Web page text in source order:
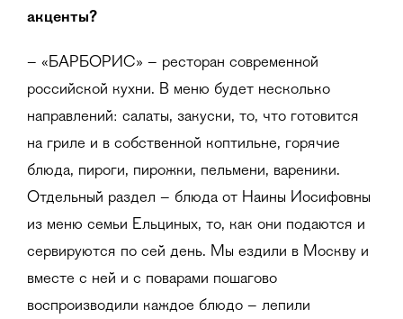
акценты?
– «БАРБОРИС» – ресторан современной
российской кухни. В меню будет несколько
направлений: салаты, закуски, то, что готовится
на гриле и в собственной коптильне, горячие
блюда, пироги, пирожки, пельмени, вареники.
Отдельный раздел – блюда от Наины Иосифовны
из меню семьи Ельциных, то, как они подаются и
сервируются по сей день. Мы ездили в Москву и
вместе с ней и с поварами пошагово
воспроизводили каждое блюдо – лепили